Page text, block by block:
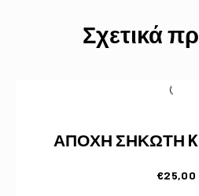
Σχετικά
ΑΠΟΧΗ ΣΗΚΩΤΗ
€25,00